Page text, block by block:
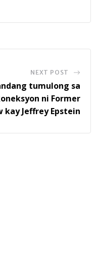
NEXT POST
tumulong sa
ni Former
kay Jeffrey Epstein